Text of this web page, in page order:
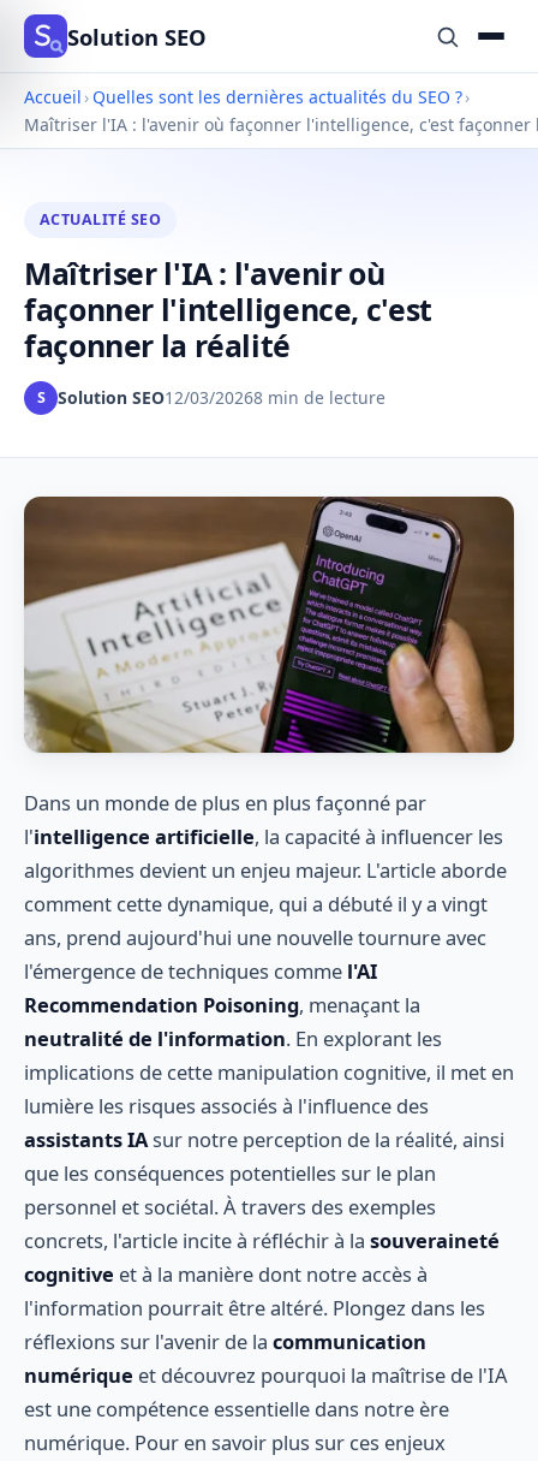
Solution SEO
Accueil › Quelles sont les dernières actualités du SEO ?›
Maîtriser l'IA : l'avenir où façonner l'intelligence, c'est façonner
ACTUALITÉ SEO
Maîtriser l'IA : l'avenir où
façonner l'intelligence, c'est
façonner la réalité
S Solution SEO12/03/20268 min de lecture
Dans un monde de plus en plus façonné par
l'intelligence artificielle, la capacité à influencer les
algorithmes devient un enjeu majeur. L'article aborde
comment cette dynamique, qui a débuté il y a vingt
ans, prend aujourd'hui une nouvelle tournure avec
l'émergence de techniques comme l'AI
Recommendation Poisoning, menaçant la
neutralité de l'information. En explorant les
implications de cette manipulation cognitive, il met en
lumière les risques associés à l'influence des
assistants IAsur notre perception de la réalité, ainsi
que les conséquences potentielles sur le plan
personnel et sociétal. À travers des exemples
concrets, l'article incite à réfléchir à la souveraineté
cognitive et à la manière dont notre accès à
l'information pourrait être altéré. Plongez dans les
réflexions sur l'avenir de la communication
numérique et découvrez pourquoi la maîtrise de l'IA
est une compétence essentielle dans notre ère
numérique. Pour en savoir plus sur ces enjeux